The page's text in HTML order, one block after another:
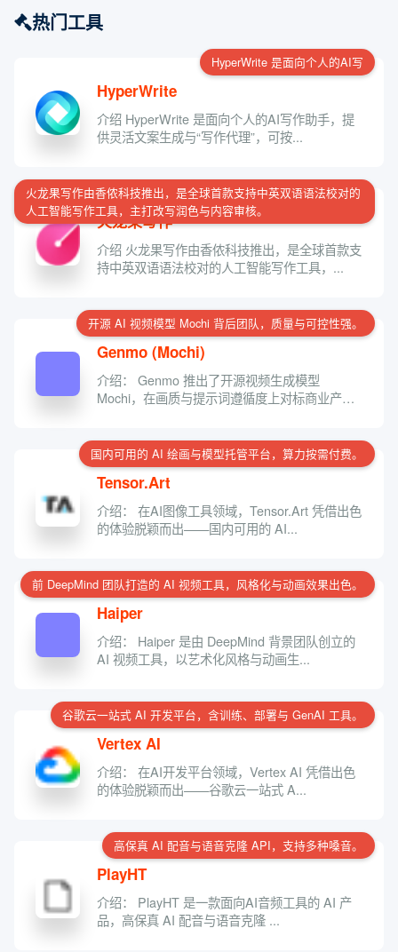
热门工具
HyperWrite 是面向个人的AI写
HyperWrite
介绍 HyperWrite 是面向个人的AI写作助手，提
供灵活文案生成与“写作代理”，可按...
火龙果写作由香侬科技推出，是全球首款支持中英双语语法校对的
人工智能写作工具，主打改写润色与内容审核。
火龙果写作
介绍 火龙果写作由香侬科技推出，是全球首款支
持中英双语语法校对的人工智能写作工具，...
开源 AI 视频模型 Mochi 背后团队，质量与可控性强。
Genmo (Mochi)
介绍： Genmo 推出了开源视频生成模型
Mochi，在画质与提示词遵循度上对标商业产
国内可用的 AI 绘画与模型托管平台，算力按需付费。
Tensor.Art
介绍： 在AI图像工具领域，Tensor.Art 凭借出色
的体验脱颖而出——国内可用的 AI...
前 DeepMind 团队打造的 AI 视频工具，风格化与动画效果出色。
Haiper
介绍： Haiper 是由 DeepMind 背景团队创立的
AI 视频工具，以艺术化风格与动画生...
谷歌云一站式 AI 开发平台，含训练、部署与 GenAI 工具。
Vertex AI
介绍： 在AI开发平台领域，Vertex AI 凭借出色
的体验脱颖而出——谷歌云一站式 A...
高保真 AI 配音与语音克隆 API，支持多种嗓音。
PlayHT
介绍： PlayHT 是一款面向AI音频工具的 AI 产
品，高保真 AI 配音与语音克隆 ...